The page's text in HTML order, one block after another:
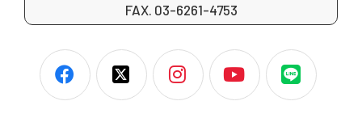
FAX. 03-6261-4753